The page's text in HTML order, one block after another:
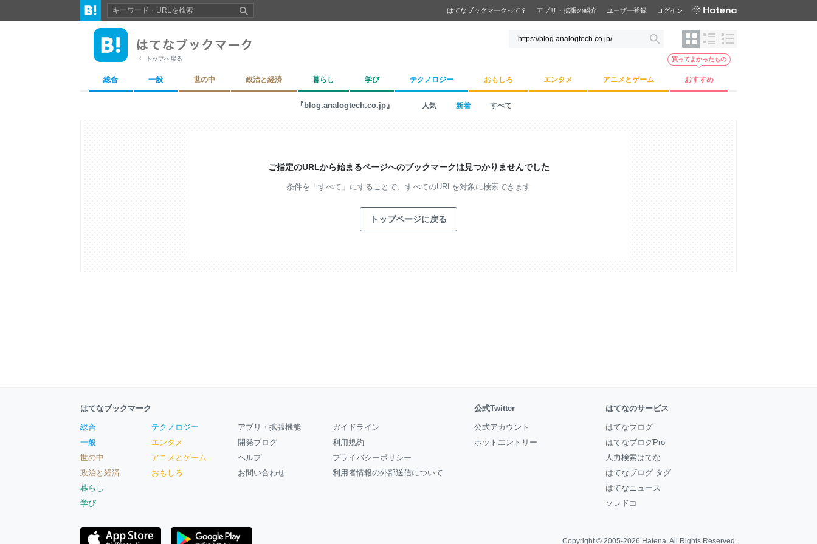
はてなブックマークって？ アプリ・拡張の紹介 ユーザー登録 ログイン
トップへ戻る
総合 一般 世の中 政治と経済 暮らし 学び テクノロジー おもしろ エンタメ アニメとゲーム おすすめ
買ってよかったもの
『blog.analogtech.co.jp』 人気 新着 すべて
ご指定のURLから始まるページへのブックマークは見つかりませんでした
条件を「すべて」にすることで、 すべてのURLを対象に検索できます
トップページに戻る
はてなブックマーク
総合
一般
世の中
政治と経済
暮らし
学び
テクノロジー
エンタメ
アニメとゲーム
おもしろ
アプリ・拡張機能
開発ブログ
ヘルプ
お問い合わせ
ガイドライン
利用規約
プライバシーポリシー
利用者情報の外部送信について
公式Twitter
公式アカウント
ホットエントリー
はてなのサービス
はてなブログ
はてなブログPro
人力検索はてな
はてなブログ タグ
はてなニュース
ソレドコ
Copyright © 2005-2026 Hatena. All Rights Reserved.